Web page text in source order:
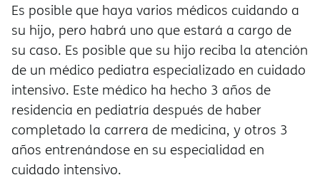
Es posible que haya varios médicos cuidando a
su hijo, pero habrá uno que estará a cargo de
su caso. Es posible que su hijo reciba la atención
de un médico pediatra especializado en cuidado
intensivo. Este médico ha hecho 3 años de
residencia en pediatría después de haber
completado la carrera de medicina, y otros 3
años entrenándose en su especialidad en
cuidado intensivo.